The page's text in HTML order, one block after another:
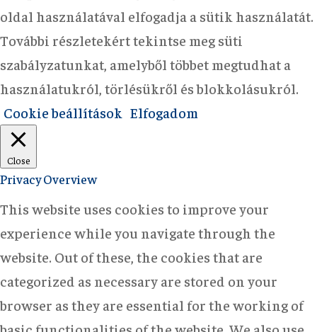
oldal használatával elfogadja a sütik használatát.
További részletekért tekintse meg süti
szabályzatunkat, amelyből többet megtudhat a
használatukról, törlésükről és blokkolásukról.
Cookie beállítások Elfogadom
Close
Privacy Overview
This website uses cookies to improve your
experience while you navigate through the
website. Out of these, the cookies that are
categorized as necessary are stored on your
browser as they are essential for the working of